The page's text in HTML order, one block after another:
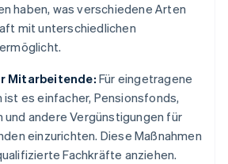
haben, was verschiedene Arten
mit unterschiedlichen
Mitarbeitende: Für eingetragene
es einfacher, Pensionsfonds,
andere Vergünstigungen für
einzurichten. Diese Maßnahmen
Fachkräfte anziehen.